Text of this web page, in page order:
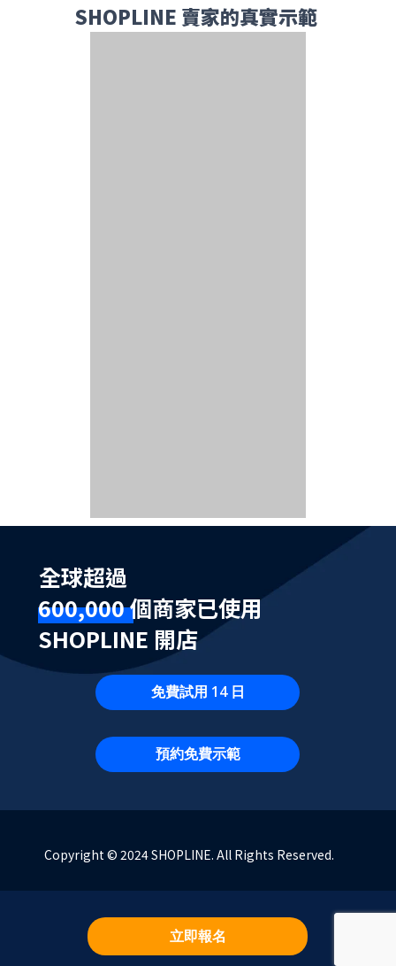
SHOPLINE 賣家的真實示範
全球超過
600,000 個商家已使用
SHOPLINE 開店
免費試用 14 日
預約免費示範
Copyright © 2024 SHOPLINE. All Rights Reserved.
立即報名